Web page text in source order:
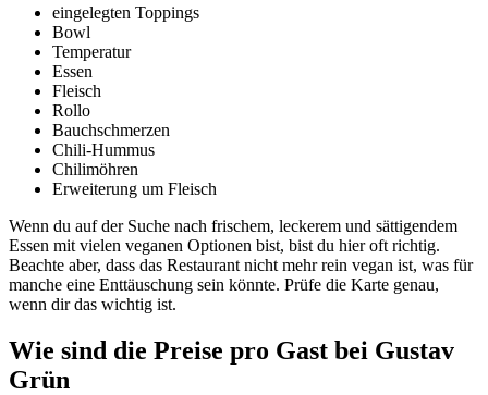
eingelegten Toppings
Bowl
Temperatur
Essen
Fleisch
Rollo
Bauchschmerzen
Chili-Hummus
Chilimöhren
Erweiterung um Fleisch
Wenn du auf der Suche nach frischem, leckerem und sättigendem
Essen mit vielen veganen Optionen bist, bist du hier oft richtig.
Beachte aber, dass das Restaurant nicht mehr rein vegan ist, was für
manche eine Enttäuschung sein könnte. Prüfe die Karte genau,
wenn dir das wichtig ist.
Wie sind die Preise pro Gast bei Gustav
Grün